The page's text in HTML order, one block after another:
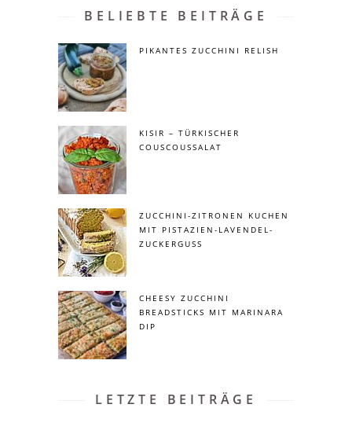
BELIEBTE BEITRÄGE
PIKANTES ZUCCHINI RELISH
KISIR – TÜRKISCHER
COUSCOUSSALAT
ZUCCHINI-ZITRONEN KUCHEN
MIT PISTAZIEN-LAVENDEL-
ZUCKERGUSS
CHEESY ZUCCHINI
BREADSTICKS MIT MARINARA
DIP
LETZTE BEITRÄGE